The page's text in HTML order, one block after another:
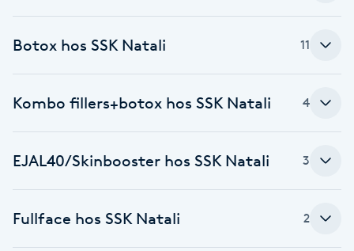
Fotsvamp
Fransborttagning
Fransfärgning
Botox hos SSK Natali 11
Kombo fillers+botox hos SSK Natali 4
EJAL40/Skinbooster hos SSK Natali 3
Fullface hos SSK Natali 2